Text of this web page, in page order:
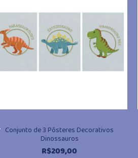
Conjunto de 3 Pôsteres Decorativos
Dinossauros
R$209,00